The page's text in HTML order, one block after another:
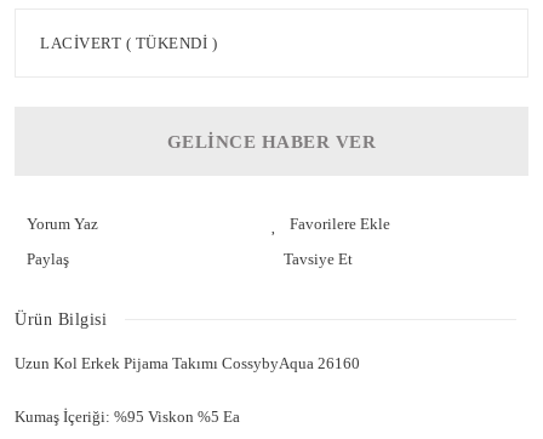
GELİNCE HABER VER
Yorum Yaz
Paylaş
Tavsiye Et
Ürün Bilgisi
Uzun Kol Erkek Pijama Takımı CossybyAqua 26160
Kumaş İçeriği: %95 Viskon %5 Ea